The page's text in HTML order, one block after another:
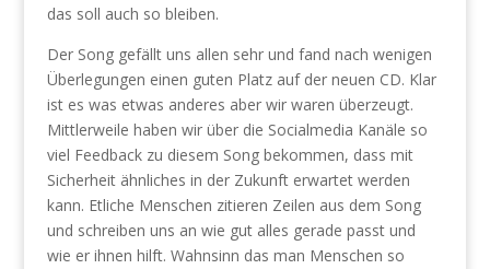
das soll auch so bleiben.
Der Song gefällt uns allen sehr und fand nach wenigen
Überlegungen einen guten Platz auf der neuen CD. Klar
ist es was etwas anderes aber wir waren überzeugt.
Mittlerweile haben wir über die Socialmedia Kanäle so
viel Feedback zu diesem Song bekommen, dass mit
Sicherheit ähnliches in der Zukunft erwartet werden
kann. Etliche Menschen zitieren Zeilen aus dem Song
und schreiben uns an wie gut alles gerade passt und
wie er ihnen hilft. Wahnsinn das man Menschen so